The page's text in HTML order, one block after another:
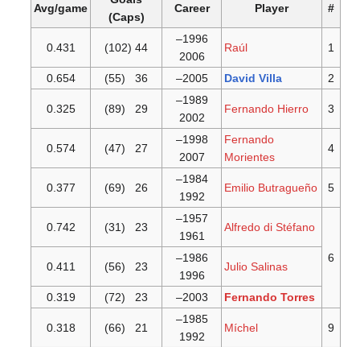
Career
(Caps)
Avg/game
44 (102)
0.431
David Villa
2005–
36
(55)
0.654
Fernando
2002
29
(89)
0.325
Morientes
1998–
2007
27
(47)
0.574
Emilio
1992
26
(69)
0.377
Alfredo di
1961
23
(31)
0.742
Julio
1996
23
(56)
0.411
Fernando
2003–
23
(72)
0.319
Míchel
1992
21
(66)
0.318